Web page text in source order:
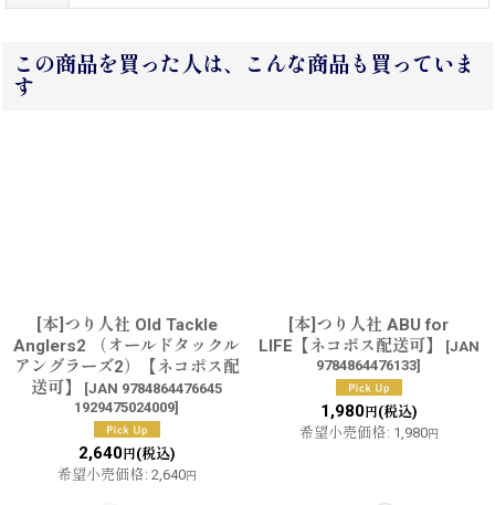
この商品を買った人は、こんな商品も買っていま
す
[本]つり人社 Old Tackle
Anglers2 （オールドタックル
アングラーズ2）【ネコポス配
送可】
[JAN 9784864476645
1929475024009]
2,640円(税込)
希望小売価格: 2,640円
[本]つり人社 ABU for
LIFE【ネコポス配送可】
[JAN
9784864476133]
1,980円(税込)
希望小売価格: 1,980円